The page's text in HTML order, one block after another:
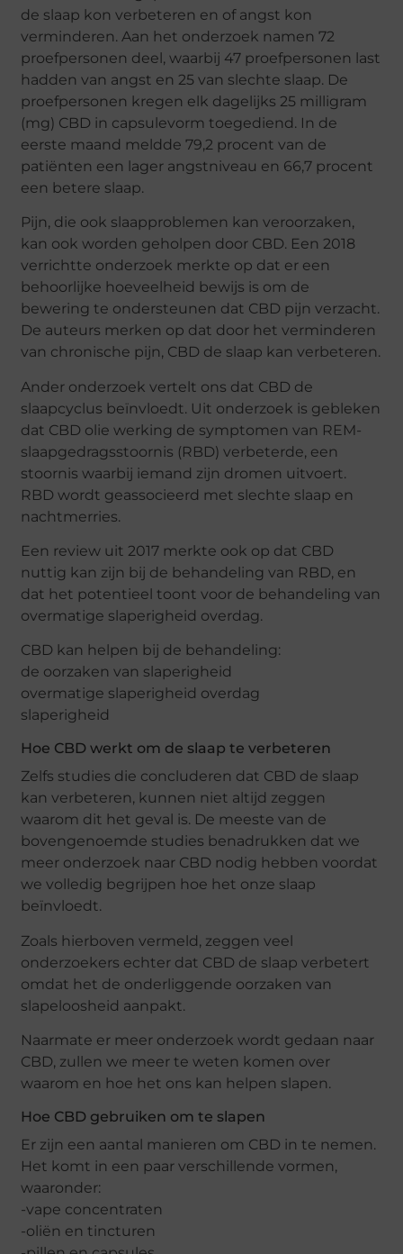
de slaap kon verbeteren en of angst kon
verminderen. Aan het onderzoek namen 72
proefpersonen deel, waarbij 47 proefpersonen last
hadden van angst en 25 van slechte slaap. De
proefpersonen kregen elk dagelijks 25 milligram
(mg) CBD in capsulevorm toegediend. In de
eerste maand meldde 79,2 procent van de
patiënten een lager angstniveau en 66,7 procent
een betere slaap.
Pijn, die ook slaapproblemen kan veroorzaken,
kan ook worden geholpen door CBD. Een 2018
verrichtte onderzoek merkte op dat er een
behoorlijke hoeveelheid bewijs is om de
bewering te ondersteunen dat CBD pijn verzacht.
De auteurs merken op dat door het verminderen
van chronische pijn, CBD de slaap kan verbeteren.
Ander onderzoek vertelt ons dat CBD de
slaapcyclus beïnvloedt. Uit onderzoek is gebleken
dat CBD olie werking de symptomen van REM-
slaapgedragsstoornis (RBD) verbeterde, een
stoornis waarbij iemand zijn dromen uitvoert.
RBD wordt geassocieerd met slechte slaap en
nachtmerries.
Een review uit 2017 merkte ook op dat CBD
nuttig kan zijn bij de behandeling van RBD, en
dat het potentieel toont voor de behandeling van
overmatige slaperigheid overdag.
CBD kan helpen bij de behandeling:
de oorzaken van slaperigheid
overmatige slaperigheid overdag
slaperigheid
Hoe CBD werkt om de slaap te verbeteren
Zelfs studies die concluderen dat CBD de slaap
kan verbeteren, kunnen niet altijd zeggen
waarom dit het geval is. De meeste van de
bovengenoemde studies benadrukken dat we
meer onderzoek naar CBD nodig hebben voordat
we volledig begrijpen hoe het onze slaap
beïnvloedt.
Zoals hierboven vermeld, zeggen veel
onderzoekers echter dat CBD de slaap verbetert
omdat het de onderliggende oorzaken van
slapeloosheid aanpakt.
Naarmate er meer onderzoek wordt gedaan naar
CBD, zullen we meer te weten komen over
waarom en hoe het ons kan helpen slapen.
Hoe CBD gebruiken om te slapen
Er zijn een aantal manieren om CBD in te nemen.
Het komt in een paar verschillende vormen,
waaronder:
-vape concentraten
-oliën en tincturen